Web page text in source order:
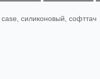
силиконовый, софттач